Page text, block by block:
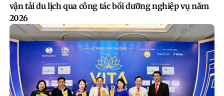
vận tải du lịch qua công tác bồi dưỡng nghiệp vụ năm
2026